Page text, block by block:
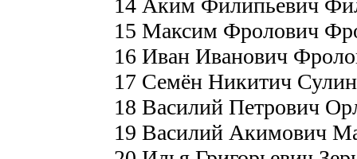
14 Аким Филипьевич
15 Максим Фролович
16 Иван Иванович
17 Семён Никитич Сулин
18 Василий Петрович
19 Василий Акимович